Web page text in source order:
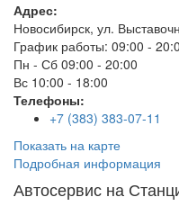
Адрес:
Новосибирск, ул.
График работы: 09:00 -
Пн - Сб 09:00 - 20:00
Вс 10:00 - 18:00
Телефоны:
+7 (383) 383-07-11
Показать на карте
Подробная информация
Автосервис на